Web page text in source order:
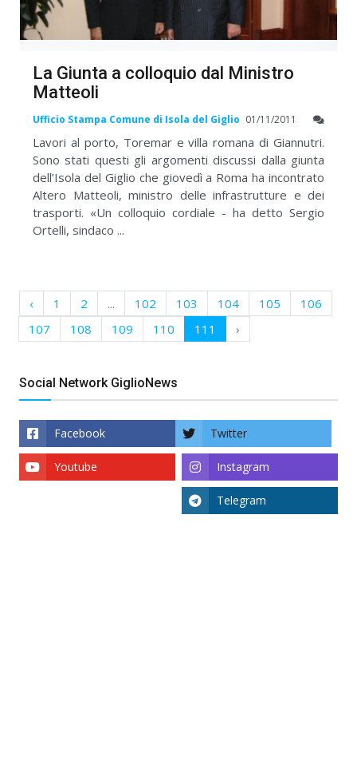
La Giunta a colloquio dal Ministro
Matteoli
Ufficio Stampa Comune di Isola del Giglio 01/11/2011
Lavori al porto, Toremar e villa romana di Giannutri.
Sono stati questi gli argomenti discussi dalla giunta
dell’Isola del Giglio che giovedì a Roma ha incontrato
Altero Matteoli, ministro delle infrastrutture e dei
trasporti. «Un colloquio cordiale - ha detto Sergio
Ortelli, sindaco ...
‹ 1 2 ... 102 103 104 105
106
107
108 109 110 111 ›
Social Network GiglioNews
Facebook Twitter
Instagram
Youtube
Telegram